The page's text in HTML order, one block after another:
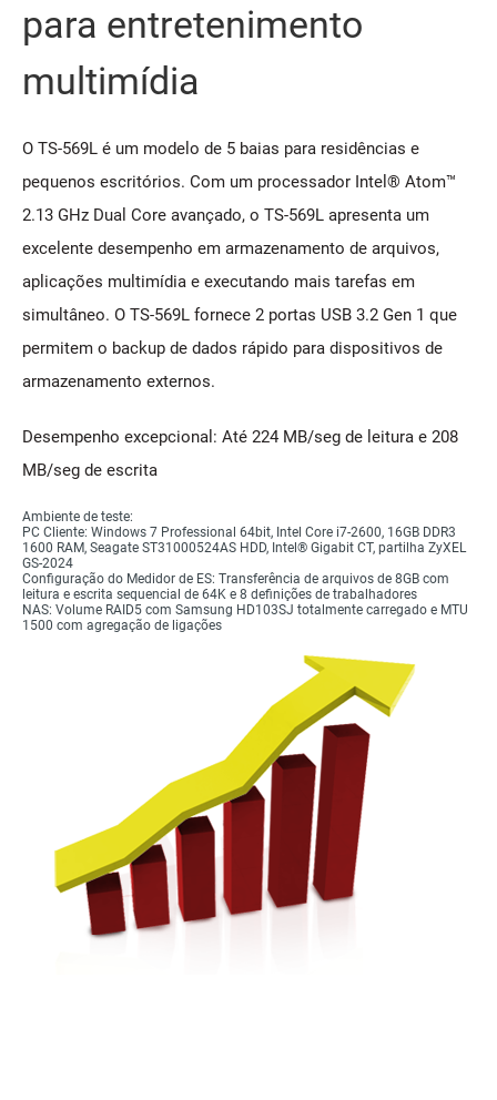
para entretenimento
multimídia
O TS-569L é um modelo de 5 baias para residências e
pequenos escritórios. Com um processador Intel® Atom™
2.13 GHz Dual Core avançado, o TS-569L apresenta um
excelente desempenho em armazenamento de arquivos,
aplicações multimídia e executando mais tarefas em
simultâneo. O TS-569L fornece 2 portas USB 3.2 Gen 1 que
permitem o backup de dados rápido para dispositivos de
armazenamento externos.
Desempenho excepcional: Até 224 MB/seg de leitura e 208
MB/seg de escrita
Ambiente de teste:
PC Cliente: Windows 7 Professional 64bit, Intel Core i7-2600, 16GB DDR3
1600 RAM, Seagate ST31000524AS HDD, Intel® Gigabit CT, partilha ZyXEL
GS-2024
Configuração do Medidor de ES: Transferência de arquivos de 8GB com
leitura e escrita sequencial de 64K e 8 definições de trabalhadores
NAS: Volume RAID5 com Samsung HD103SJ totalmente carregado e MTU
1500 com agregação de ligações